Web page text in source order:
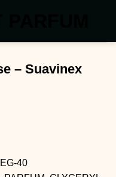
– Suavinex
40